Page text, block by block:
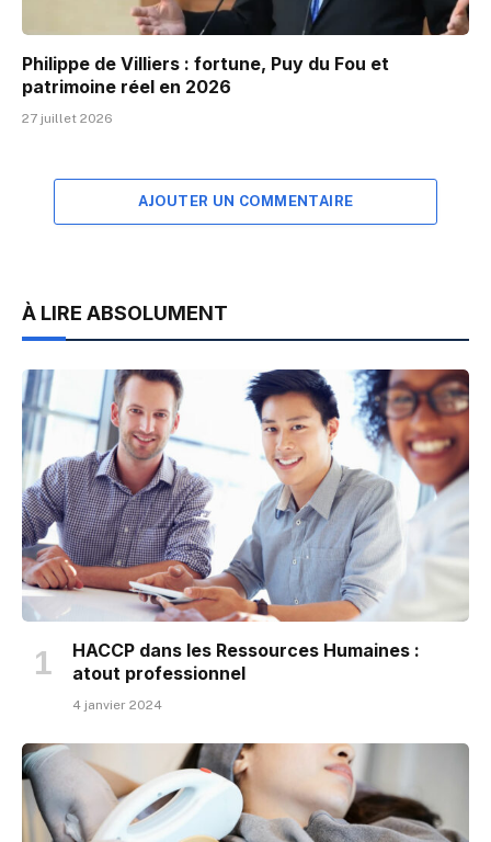
Philippe de Villiers : fortune, Puy du Fou et
patrimoine réel en 2026
27 juillet 2026
AJOUTER UN COMMENTAIRE
À LIRE ABSOLUMENT
HACCP dans les Ressources Humaines :
atout professionnel
4 janvier 2024